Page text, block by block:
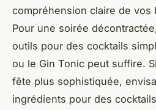
compréhension claire de vos
Pour une soirée
outils pour des cocktails
ou le Gin Tonic peut suffire.
fête plus sophistiquée,
ingrédients pour des